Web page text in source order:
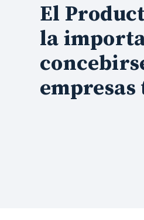
El
la